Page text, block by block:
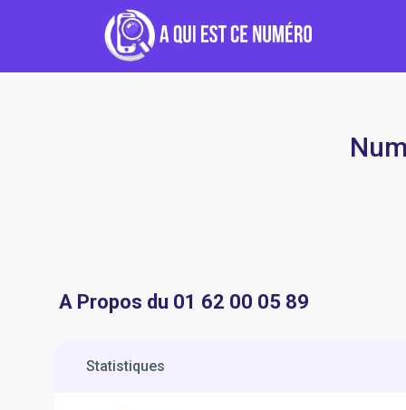
A Propos du 01 62 00 05 89
Statistiques